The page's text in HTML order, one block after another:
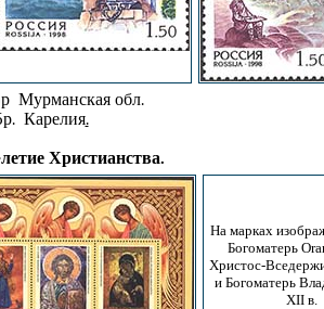
Мурманская обл.
Карелия.
Христианства.
На марках
Богоматерь
Христос-
и Богоматерь
XII в.